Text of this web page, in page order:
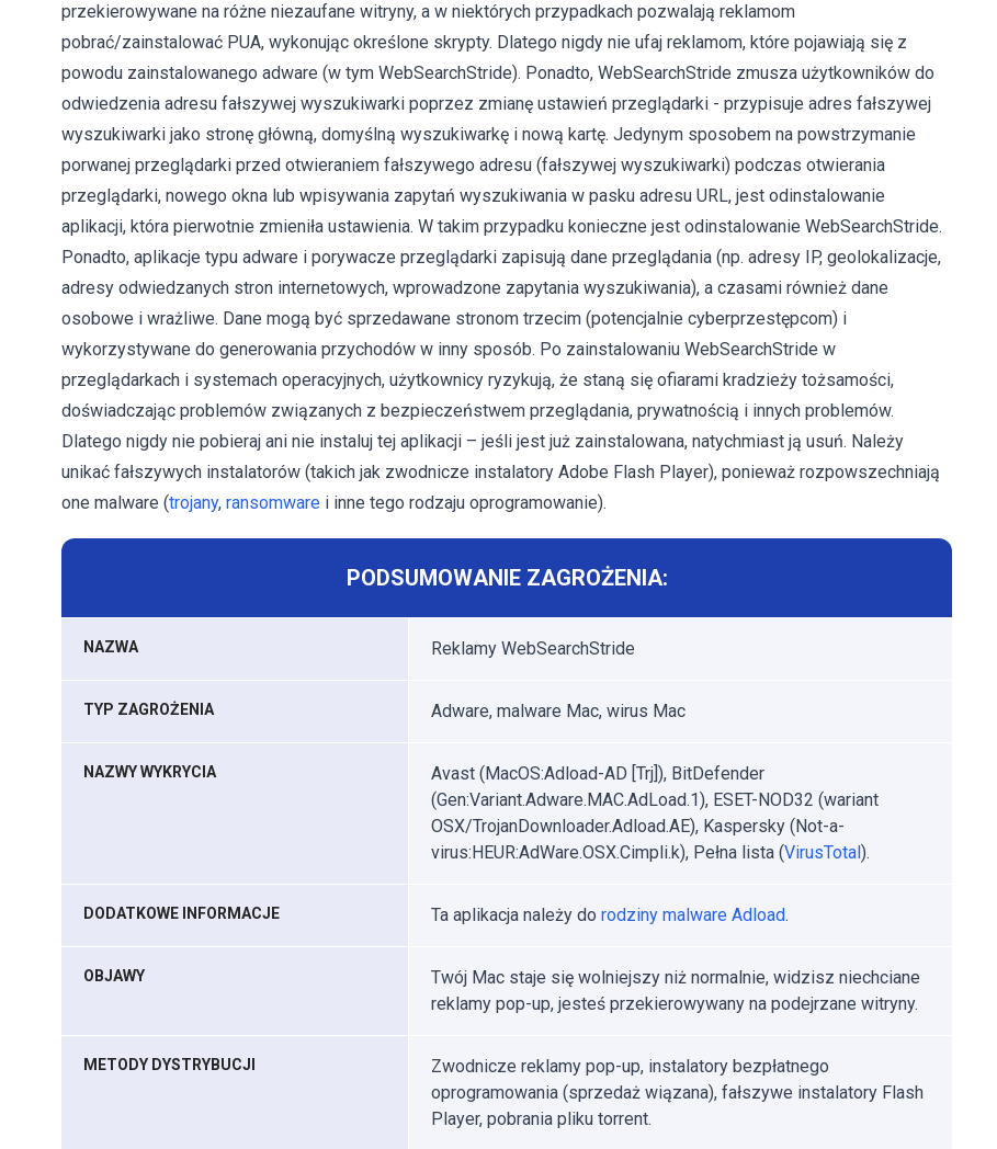
przekierowywane na różne niezaufane witryny, a w niektórych przypadkach pozwalają reklamom
pobrać/zainstalować PUA, wykonując określone skrypty. Dlatego nigdy nie ufaj reklamom, które pojawiają się z
powodu zainstalowanego adware (w tym WebSearchStride). Ponadto, WebSearchStride zmusza użytkowników do
odwiedzenia adresu fałszywej wyszukiwarki poprzez zmianę ustawień przeglądarki - przypisuje adres fałszywej
wyszukiwarki jako stronę główną, domyślną wyszukiwarkę i nową kartę. Jedynym sposobem na powstrzymanie
porwanej przeglądarki przed otwieraniem fałszywego adresu (fałszywej wyszukiwarki) podczas otwierania
przeglądarki, nowego okna lub wpisywania zapytań wyszukiwania w pasku adresu URL, jest odinstalowanie
aplikacji, która pierwotnie zmieniła ustawienia. W takim przypadku konieczne jest odinstalowanie WebSearchStride.
Ponadto, aplikacje typu adware i porywacze przeglądarki zapisują dane przeglądania (np. adresy IP, geolokalizacje,
adresy odwiedzanych stron internetowych, wprowadzone zapytania wyszukiwania), a czasami również dane
osobowe i wrażliwe. Dane mogą być sprzedawane stronom trzecim (potencjalnie cyberprzestępcom) i
wykorzystywane do generowania przychodów w inny sposób. Po zainstalowaniu WebSearchStride w
przeglądarkach i systemach operacyjnych, użytkownicy ryzykują, że staną się ofiarami kradzieży tożsamości,
doświadczając problemów związanych z bezpieczeństwem przeglądania, prywatnością i innych problemów.
Dlatego nigdy nie pobieraj ani nie instaluj tej aplikacji – jeśli jest już zainstalowana, natychmiast ją usuń. Należy
unikać fałszywych instalatorów (takich jak zwodnicze instalatory Adobe Flash Player), ponieważ rozpowszechniają
one malware (trojany, ransomware i inne tego rodzaju oprogramowanie).
PODSUMOWANIE ZAGROŻENIA:
NAZWA Reklamy WebSearchStride
TYP ZAGROŻENIA Adware, malware Mac, wirus Mac
NAZWY WYKRYCIA
Avast (MacOS:Adload-AD [Trj]), BitDefender
(Gen:Variant.Adware.MAC.AdLoad.1), ESET-NOD32 (wariant
OSX/TrojanDownloader.Adload.AE), Kaspersky (Not-a-
virus:HEUR:AdWare.OSX.Cimpli.k), Pełna lista (VirusTotal).
DODATKOWE INFORMACJE Ta aplikacja należy do rodziny malware Adload.
OBJAWY
Twój Mac staje się wolniejszy niż normalnie, widzisz niechciane
reklamy pop-up, jesteś przekierowywany na podejrzane witryny.
METODY DYSTRYBUCJI
Zwodnicze reklamy pop-up, instalatory bezpłatnego
oprogramowania (sprzedaż wiązana), fałszywe instalatory Flash
Player, pobrania pliku torrent.